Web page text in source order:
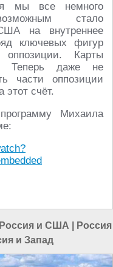
мы все немного
стало
на внутреннее
ключевых фигур
Карты
Теперь даже не
части оппозиции
этот счёт.
Михаила
Россия и США
Россия
и Запад